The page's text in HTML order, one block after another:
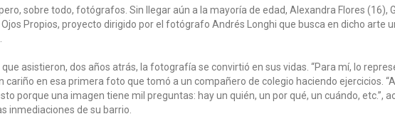
sobre todo, fotógrafos. Sin llegar aún a la mayoría de edad, Alexandra Flores
Propios, proyecto dirigido por el fotógrafo Andrés Longhi que busca en dicho arte
asistieron, dos años atrás, la fotografía se convirtió en sus vidas. “Para mí, lo
cariño en esa primera foto que tomó a un compañero de colegio haciendo ejercicios.
porque una imagen tiene mil preguntas: hay un quién, un por qué, un cuándo,
inmediaciones de su barrio.